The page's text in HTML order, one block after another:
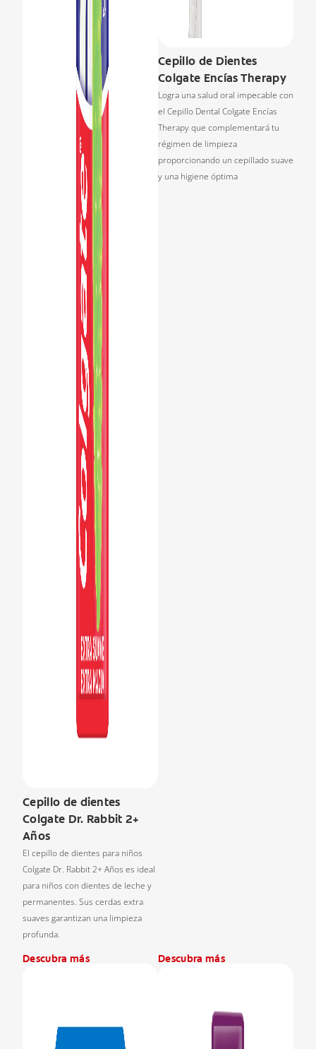
Cepillo de dientes
Colgate Dr. Rabbit 2+
Años
El cepillo de dientes para niños
Colgate Dr. Rabbit 2+ Años es ideal
para niños con dientes de leche y
permanentes. Sus cerdas extra
suaves garantizan una limpieza
profunda.
Descubra más
Cepillo de Dientes
Colgate Encías Therapy
Logra una salud oral impecable con
el Cepillo Dental Colgate Encías
Therapy que complementará tu
régimen de limpieza
proporcionando un cepillado suave
y una higiene óptima
Descubra más